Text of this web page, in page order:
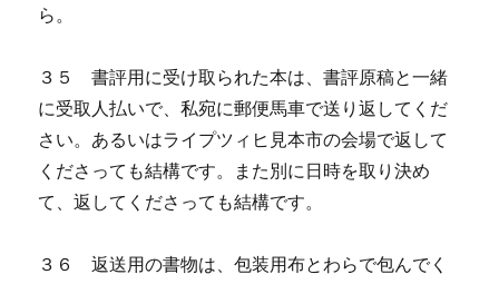
ら。
３５ 書評用に受け取られた本は、書評原稿と一緒
に受取人払いで、私宛に郵便馬車で送り返してくだ
さい。あるいはライプツィヒ見本市の会場で返して
くださっても結構です。また別に日時を取り決め
て、返してくださっても結構です。
３６ 返送用の書物は、包装用布とわらで包んでく